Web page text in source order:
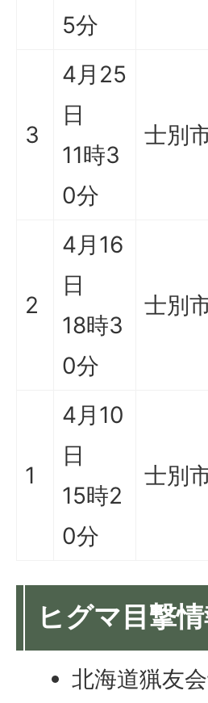
5分
3
4月25
日
11時3
0分
士別
2
4月16
日
18時3
0分
士別
1
4月10
日
15時2
0分
士別
ヒグマ目撃
北海道猟友